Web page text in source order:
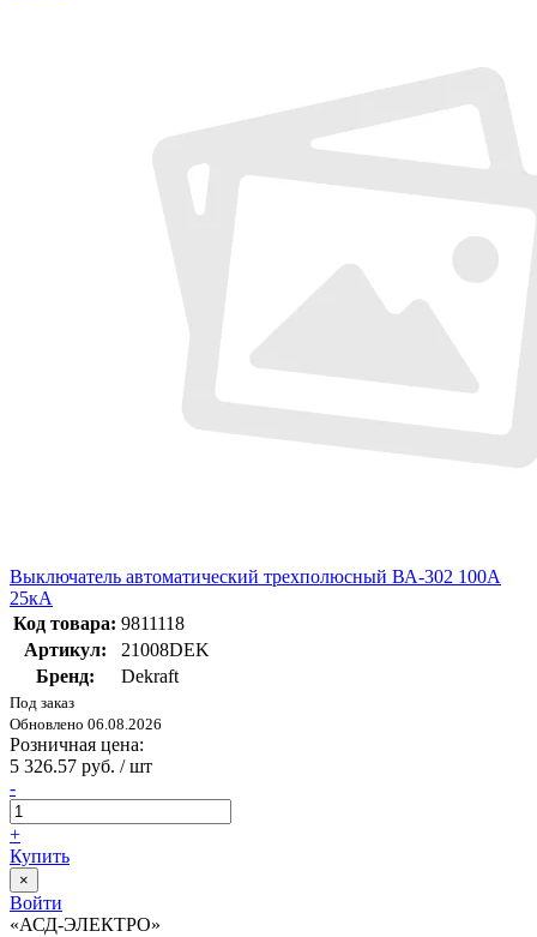
Выключатель автоматический трехполюсный ВА-302 100А
25кА
Код товара: 9811118
Артикул:
21008DEK
Бренд:
Dekraft
Под заказ
Обновлено 06.08.2026
Розничная цена:
5 326.57 руб. / шт
-
+
Купить
×
Войти
«АСД-ЭЛЕКТРО»